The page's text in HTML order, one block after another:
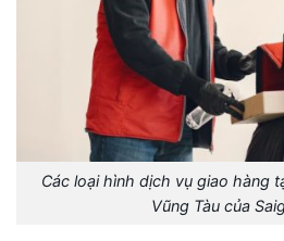
Các loại hình dịch vụ giao hàng
Vũng Tàu của